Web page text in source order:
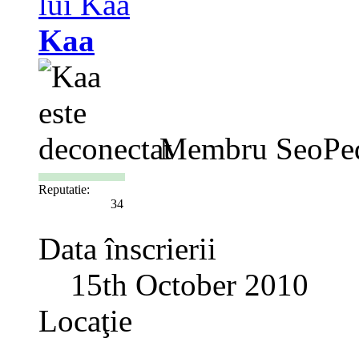
Kaa
Membru
Reputatie:
34
Data înscrierii
15th October 2010
Locaţie